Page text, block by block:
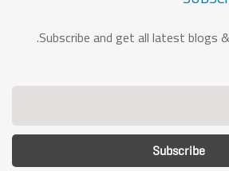
Subscribe and get all latest blogs